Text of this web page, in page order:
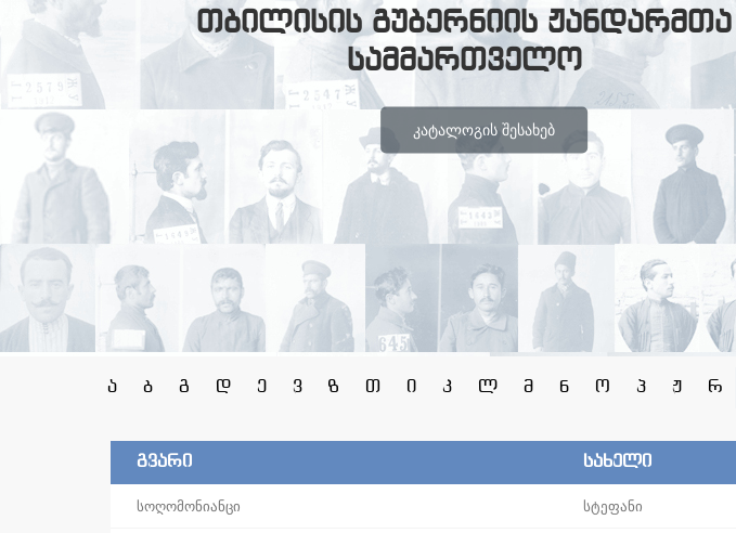
თბილისის გუბერნიის ჟანდარმთა
სამმართველო
ᲙᲐᲢᲐᲚᲝᲒᲘᲡ ᲨᲔᲡᲐᲮᲔᲑ
ა ბ გ დ ე ვ ზ თ ი კ ლ მ ნ ო პ ჟ რ
გვარი სახელი
სოღომონიანცი სტეფანი